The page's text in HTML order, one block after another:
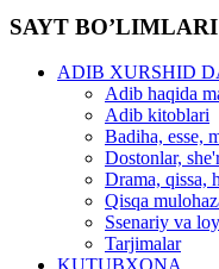
SAYT BO’LIMLARI
ADIB XURSHID
Adib haqida
Adib kitoblari
Badiha, esse,
Dostonlar,
Drama, qissa,
Qisqa
Ssenariy va
Tarjimalar